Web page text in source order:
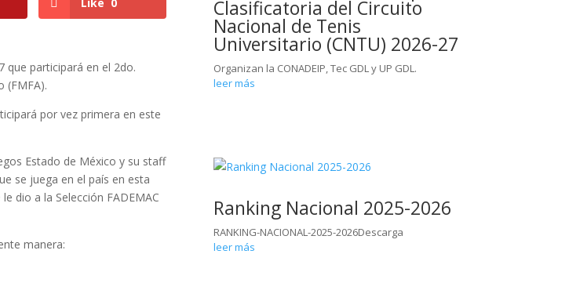
que participará en el 2do.
(FMFA).
por vez primera en este
Estado de México y su staff
se juega en el país en esta
dio a la Selección FADEMAC
manera:
Clasificatoria del Circuito
Nacional de Tenis
Universitario (CNTU) 2026-27
Organizan la CONADEIP, Tec GDL y UP GDL.
leer más
Ranking Nacional 2025-2026
RANKING-NACIONAL-2025-2026Descarga
leer más